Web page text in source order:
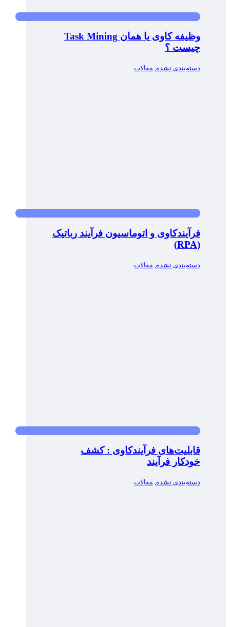
وظیفه کاوی یا همان Task Mining
چیست ؟
دسته‌بندی نشده, مقالات
فرآیندکاوی و اتوماسیون فرآیند رباتیک
(RPA)
دسته‌بندی نشده مقالات
قابلیت‌های فرآیندکاوی : کشف
خودکار فرآیند
دسته‌بندی نشده, مقالات